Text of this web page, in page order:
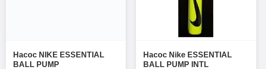
Насос NIKE ESSENTIAL
BALL PUMP
Насос Nike ESSENTIAL
BALL PUMP INTL